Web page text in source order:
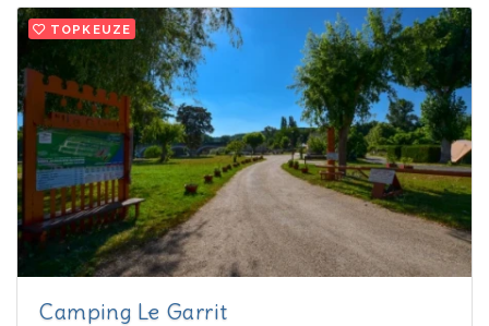
TOPKEUZE
Camping Le Garrit